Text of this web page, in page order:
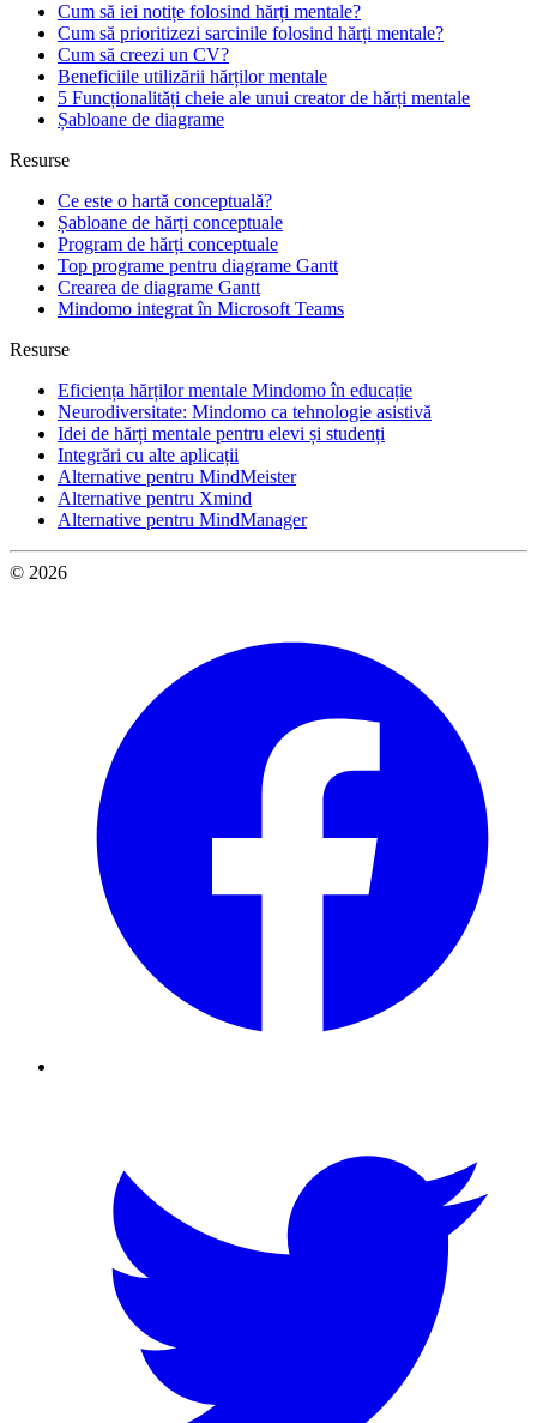
Cum să iei notițe folosind hărți mentale?
Cum să prioritizezi sarcinile folosind hărți mentale?
Cum să creezi un CV?
Beneficiile utilizării hărților mentale
5 Funcționalități cheie ale unui creator de hărți mentale
Șabloane de diagrame
Resurse
Ce este o hartă conceptuală?
Șabloane de hărți conceptuale
Program de hărți conceptuale
Top programe pentru diagrame Gantt
Crearea de diagrame Gantt
Mindomo integrat în Microsoft Teams
Resurse
Eficiența hărților mentale Mindomo în educație
Neurodiversitate: Mindomo ca tehnologie asistivă
Idei de hărți mentale pentru elevi și studenți
Integrări cu alte aplicații
Alternative pentru MindMeister
Alternative pentru Xmind
Alternative pentru MindManager
© 2026